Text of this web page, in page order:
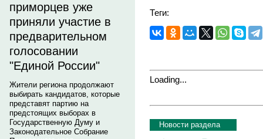
приморцев уже
приняли участие в
предварительном
голосовании
"Единой России"
Жители региона продолжают
выбирать кандидатов, которые
представят партию на
предстоящих выборах в
Государственную Думу и
Законодательное Собрание
Теги:
Loading...
Новости раздела